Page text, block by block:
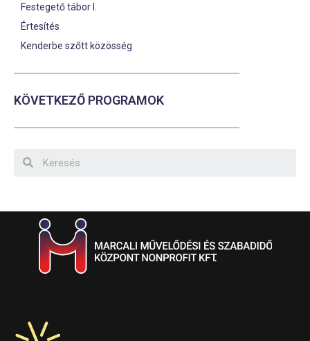
Festegető tábor I.
Értesítés
Kenderbe szőtt közösség
KÖVETKEZŐ PROGRAMOK